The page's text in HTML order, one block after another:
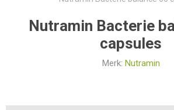
Nutramin Bacterie
capsules
Merk: Nutramin